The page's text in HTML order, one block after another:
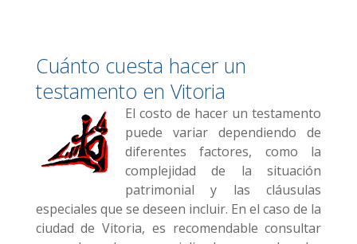
Cuánto cuesta hacer un
testamento en Vitoria
El costo de hacer un testamento
puede variar dependiendo de
diferentes factores, como la
complejidad de la situación
patrimonial y las cláusulas
especiales que se deseen incluir. En el caso de la
ciudad de Vitoria, es recomendable consultar